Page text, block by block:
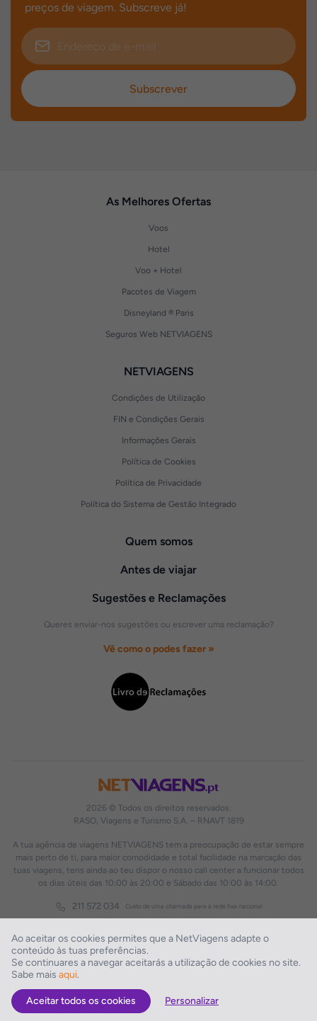
preços de viagem. Subscreve já!
Subscrever
Ao aceitar os cookies permites que a NetViagens adapte o
conteúdo às tuas preferências.
Se continuares a navegar aceitarás a utilização de cookies no site.
Sabe mais aqui.
Aceitar todos os cookies Personalizar
2026 © Todos os direitos reservados:
RASO, Viagens e Turismo S.A. – RNAVT 1819
A tua agência de viagens NETVIAGENS tem a preocupação de estar sempre
mais perto de ti, para maior comodidade e total facilidade na marcação das
tuas viagens, tens ainda ao teu dispor o nosso call center a funcionar todos
os dias úteis das 10:00 às 20:00 e Sábado das 10:00 às 14:00.
211 572 034 Custo de uma chamada para a rede fixa nacional
As Melhores Ofertas
Voos
Hotel
Voo + Hotel
Pacotes de Viagem
Disneyland ® Paris
Seguros Web NETVIAGENS
NETVIAGENS
Condições de Utilização
FIN e Condições Gerais
Informações Gerais
Política de Cookies
Política de Privacidade
Política do Sistema de Gestão Integrado
Quem somos
Antes de viajar
Sugestões e Reclamações
Queres enviar-nos sugestões ou escrever uma reclamação?
Vê como o podes fazer »